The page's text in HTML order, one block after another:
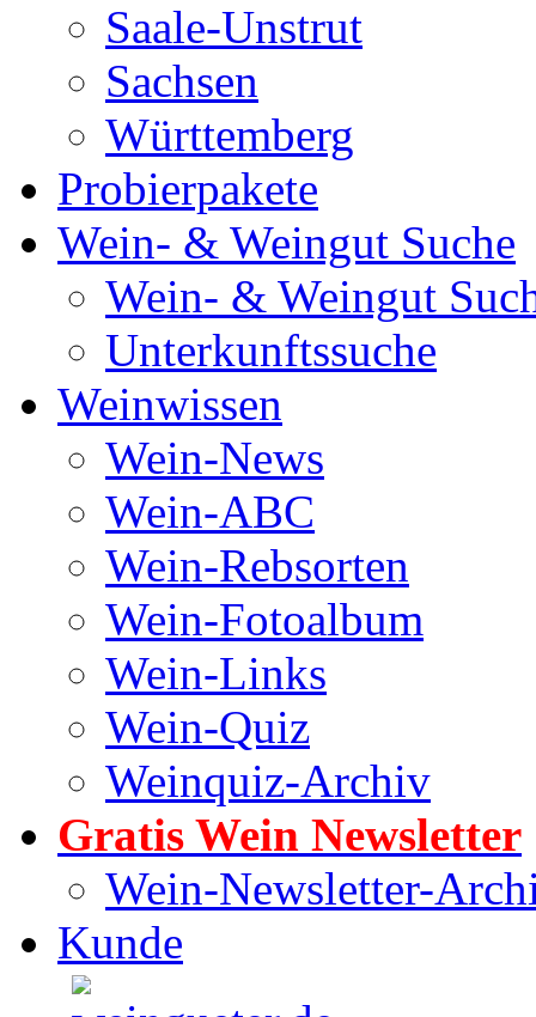
Saale-Unstrut
Sachsen
Württemberg
Probierpakete
Wein- & Weingut Suche
Wein- & Weingut
Unterkunftssuche
Weinwissen
Wein-News
Wein-ABC
Wein-Rebsorten
Wein-Fotoalbum
Wein-Links
Wein-Quiz
Weinquiz-Archiv
Gratis Wein Newsletter
Wein-Newsletter-
Kunde